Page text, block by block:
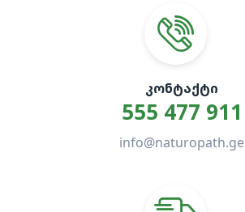
ᲙᲝᲜᲢᲐᲥᲢᲘ
555 477 911
info@naturopath.ge